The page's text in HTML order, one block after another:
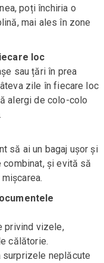
poți închiria o
mai ales în zone
loc
sau țări în prea
zile în fiecare loc
alergi de colo-colo
să ai un bagaj ușor și
combinat, și evită să
privind vizele,
călătorie.
neplăcute